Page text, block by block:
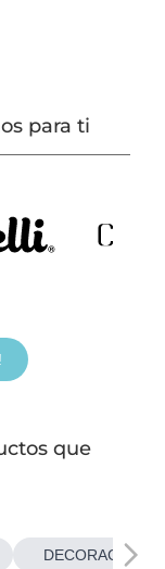
para ti
que